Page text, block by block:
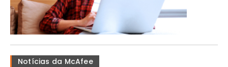
Notícias da McAfee